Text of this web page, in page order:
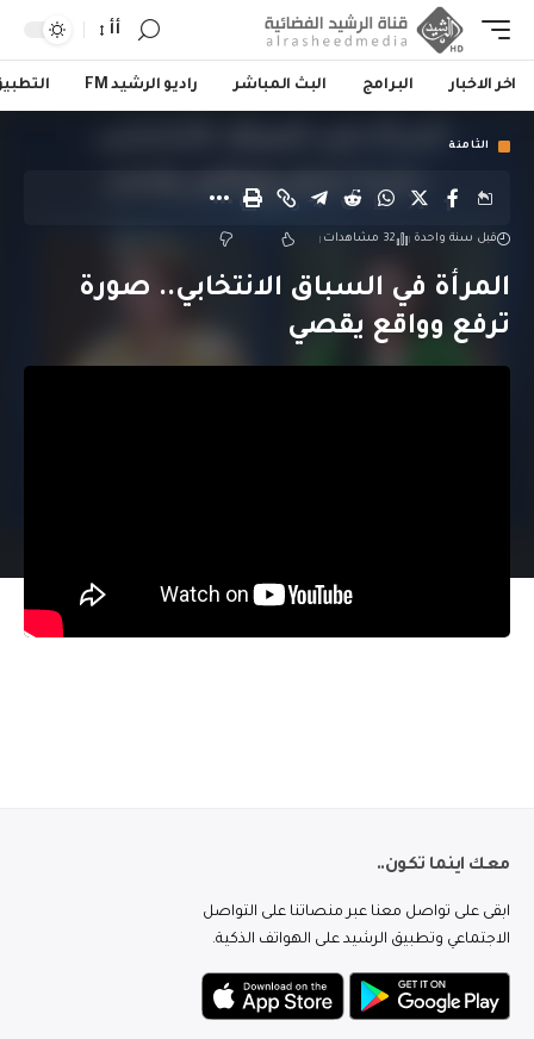
أأ
اخر الاخبار البرامج البث المباشر راديو الرشيد FM
الثامنة
قبل سنة واحدة 32 مشاهدات
المرأة في السباق الانتخابي.. صورة
ترفع وواقع يقصي
معك اينما تكون..
ابقى على تواصل معنا عبر منصاتنا على التواصل
الاجتماعي وتطبيق الرشيد على الهواتف الذكية.